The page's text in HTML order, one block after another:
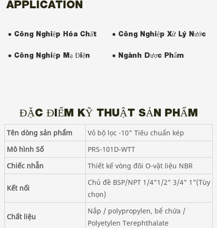
APPLICATION
● Công Nghiệp Hóa Chất ● Công Nghiệp Xử Lý Nước
● Công Nghiệp Mạ Điện ● Ngành Dược Phẩm
ĐẶC ĐIỂM KỸ THUẬT SẢN PHẨM
Tên dòng sản phẩm
Vỏ bộ lọc -10" Tiêu chuẩn kép
Mô hình Số
PRS-101D-WTT
Chiếc nhẫn
Thiết kế vòng đôi O-vật liệu NBR
Kết nối
Chủ đề BSP/NPT 1/4"1/2" 3/4" 1"(Tùy
chọn)
Chất liệu
Nắp / polypropylen, bể chứa /
Polyetylen Terephthalate